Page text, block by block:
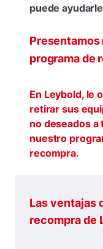
puede
programa de
En Leybold, le
retirar sus
no deseados a
nuestro
recompra.
Las ventajas
recompra de